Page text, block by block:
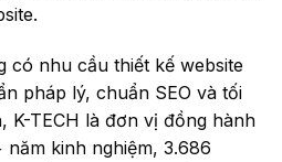
có nhu cầu thiết kế website
pháp lý, chuẩn SEO và tối
K-TECH là đơn vị đồng hành
kinh nghiệm, 3.686